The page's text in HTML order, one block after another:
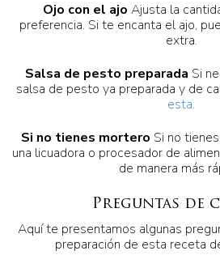
Ojo con el ajo Ajusta la
preferencia. Si te encanta el ajo,
extra.
Salsa de pesto preparada Si
salsa de pesto ya preparada y de
esta.
Si no tienes mortero Si no
una licuadora o procesador de
de manera más
Preguntas de
Aquí te presentamos algunas
preparación de esta receta